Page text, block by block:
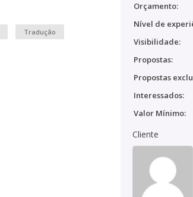
Tradução
Orçamento:
Nível de
Visibilidade:
Propostas:
Propostas
Interessados:
Valor Mínimo:
Cliente